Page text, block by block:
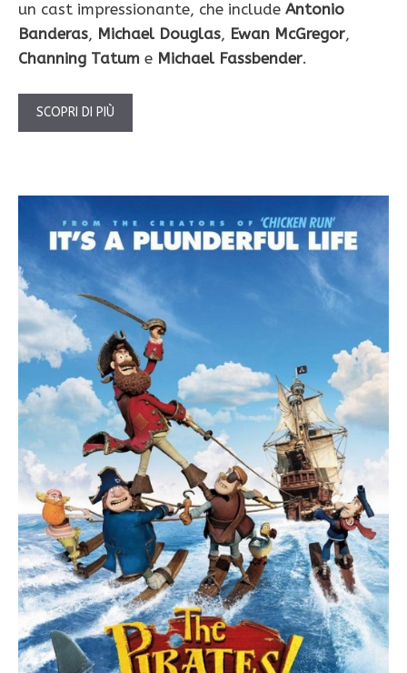
un cast impressionante, che include Antonio
Banderas, Michael Douglas, Ewan McGregor,
Channing Tatum e Michael Fassbender.
SCOPRI DI PIÙ